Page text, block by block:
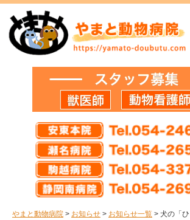
やまと動物病院 > お知らせ > お知らせ一覧 > 犬の「